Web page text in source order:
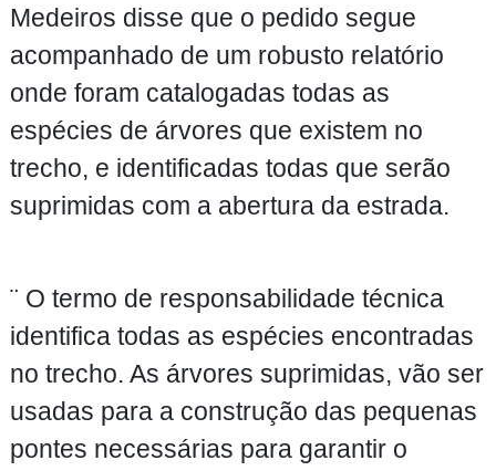
Medeiros disse que o pedido segue
acompanhado de um robusto relatório
onde foram catalogadas todas as
espécies de árvores que existem no
trecho, e identificadas todas que serão
suprimidas com a abertura da estrada.
¨ O termo de responsabilidade técnica
identifica todas as espécies encontradas
no trecho. As árvores suprimidas, vão ser
usadas para a construção das pequenas
pontes necessárias para garantir o